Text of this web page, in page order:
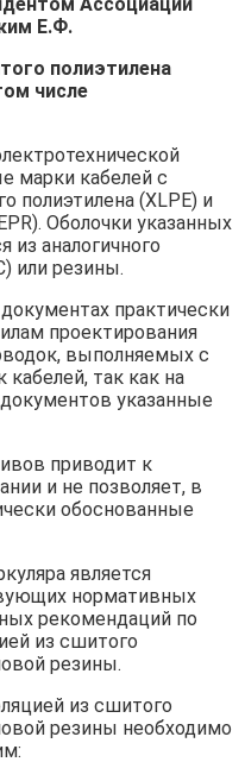
Е.Ф.
полиэтилена
числе
марки кабелей с
полиэтилена (XLPE) и
Оболочки указанных
из аналогичного
или резины.
практически
проектирования
выполняемых с
так как на
указанные
приводит к
и не позволяет, в
обоснованные
является
нормативных
рекомендаций по
из сшитого
резины.
из сшитого
резины необходимо